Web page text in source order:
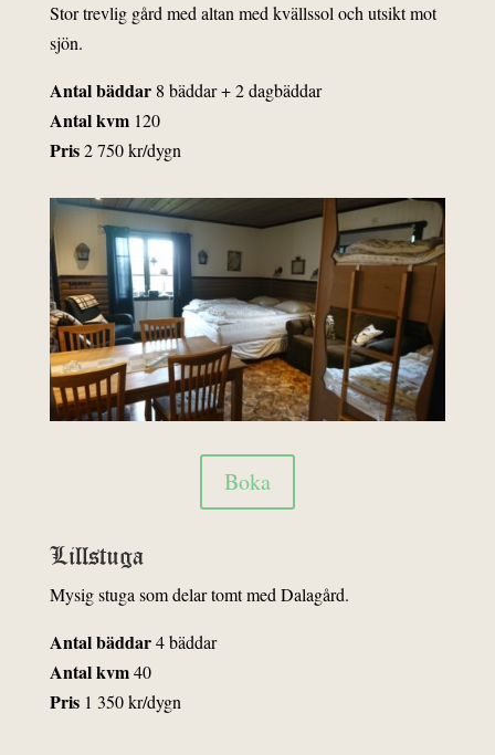
Stor trevlig gård med altan med kvällssol och utsikt mot
sjön.
Antal bäddar8 bäddar + 2 dagbäddar
Antal kvm120
Pris2 750 kr/dygn
Boka
Lillstuga
Mysig stuga som delar tomt med Dalagård.
Antal bäddar4 bäddar
Antal kvm40
Pris1 350 kr/dygn